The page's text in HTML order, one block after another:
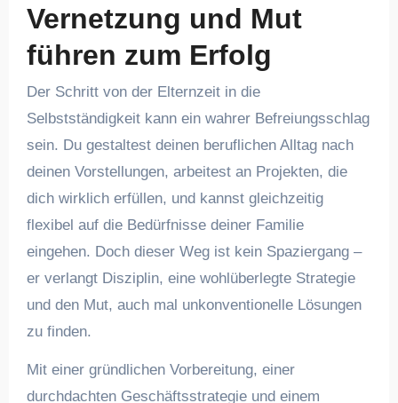
Vernetzung und Mut
führen zum Erfolg
Der Schritt von der Elternzeit in die
Selbstständigkeit kann ein wahrer Befreiungsschlag
sein. Du gestaltest deinen beruflichen Alltag nach
deinen Vorstellungen, arbeitest an Projekten, die
dich wirklich erfüllen, und kannst gleichzeitig
flexibel auf die Bedürfnisse deiner Familie
eingehen. Doch dieser Weg ist kein Spaziergang –
er verlangt Disziplin, eine wohlüberlegte Strategie
und den Mut, auch mal unkonventionelle Lösungen
zu finden.
Mit einer gründlichen Vorbereitung, einer
durchdachten Geschäftsstrategie und einem